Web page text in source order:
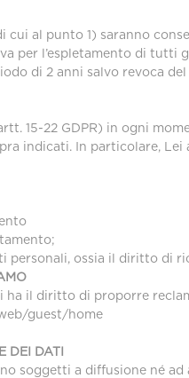
cui al punto 1) saranno
per l’espletamento di
di 2 anni salvo revoca
15-22 GDPR) in ogni
indicati. In particolare,
ossia il diritto di
ha il diritto di proporre
guest/home
DEI DATI
soggetti a diffusione né